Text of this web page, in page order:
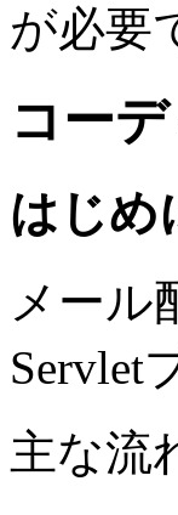
が必要
コー
はじめ
メール
Servlet
主な流